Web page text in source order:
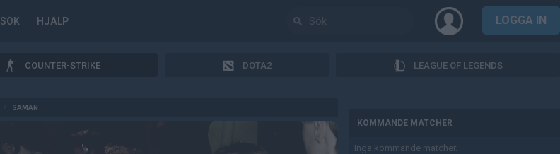
SÖK HJÄLP LOGGA IN
COUNTER-STRIKE DOTA2 LEAGUE OF LEGENDS
SAMAN
KOMMANDE MATCHER
Inga kommande matcher.